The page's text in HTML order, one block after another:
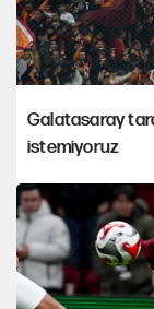
Galatasaray
istemiyoruz